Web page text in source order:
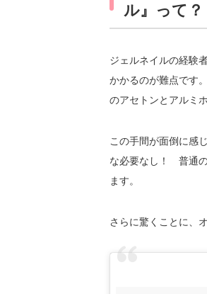
ル』って？
ジェルネイルの経験
かかるのが難点です
のアセトンとアルミ
この手間が面倒に感
な必要なし！ 普通
ます。
さらに驚くことに、